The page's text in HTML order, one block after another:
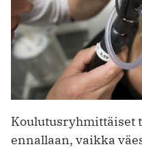
Koulutusryhmittäiset
ennallaan, vaikka